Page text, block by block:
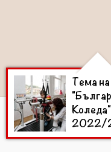
Тема на
Коледа"
2022/